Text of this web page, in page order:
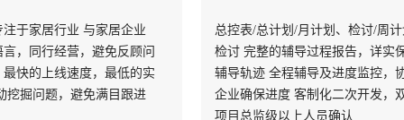
于家居行业 与家居企业
，同行经营，避免反顾问
快的上线速度，最低的实
挖掘问题，避免满目跟进
总控表/总计划/月计划、检讨/周
检讨 完整的辅导过程报告，详实
辅导轨迹 全程辅导及进度监控，
企业确保进度 客制化二次开发，
项目总监级以上人员确认